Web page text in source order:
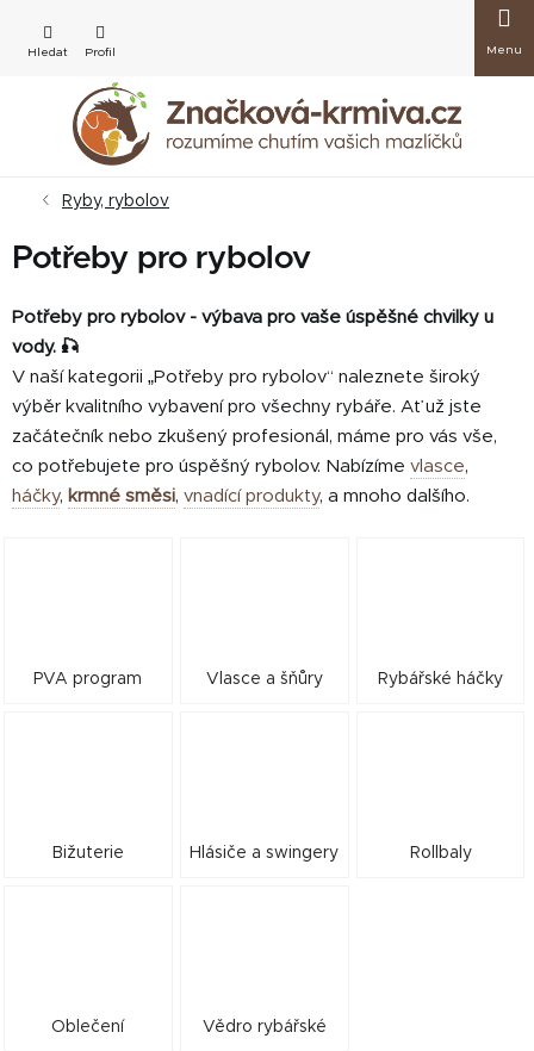
obsah
košík
Ryby, rybolov
Potřeby pro rybolov
Potřeby pro rybolov - výbava pro vaše úspěšné chvilky u
vody. 🎣
V naší kategorii „Potřeby pro rybolov“ naleznete široký
výběr kvalitního vybavení pro všechny rybáře. Ať už jste
začátečník nebo zkušený profesionál, máme pro vás vše,
co potřebujete pro úspěšný rybolov. Nabízíme vlasce,
háčky, krmné směsi, vnadící produkty, a mnoho dalšího.
PVA program Vlasce a šňůry Rybářské háčky
Bižuterie Hlásiče a swingery Rollbaly
Oblečení Vědro rybářské